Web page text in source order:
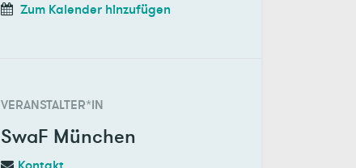
Zum Kalender hinzufügen
VERANSTALTER*IN
SwaF München